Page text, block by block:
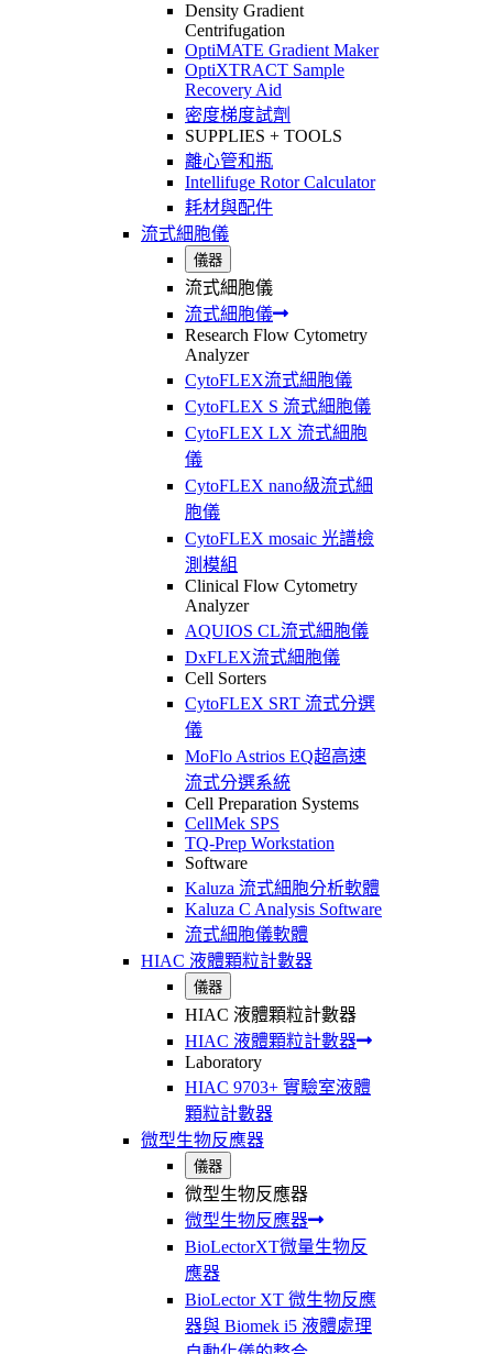
Density Gradient
Centrifugation
OptiMATE Gradient Maker
OptiXTRACT Sample
Recovery Aid
密度梯度試劑
SUPPLIES + TOOLS
離心管和瓶
Intellifuge Rotor Calculator
耗材與配件
流式細胞儀
儀器
流式細胞儀
流式細胞儀
Research Flow Cytometry
Analyzer
CytoFLEX流式細胞儀
CytoFLEX S 流式細胞儀
CytoFLEX LX 流式細胞
儀
CytoFLEX nano級流式細
胞儀
CytoFLEX mosaic 光譜檢
測模組
Clinical Flow Cytometry
Analyzer
AQUIOS CL流式細胞儀
DxFLEX流式細胞儀
Cell Sorters
CytoFLEX SRT 流式分選
儀
MoFlo Astrios EQ超高速
流式分選系統
Cell Preparation Systems
CellMek SPS
TQ-Prep Workstation
Software
Kaluza 流式細胞分析軟體
Kaluza C Analysis Software
流式細胞儀軟體
HIAC 液體顆粒計數器
儀器
HIAC 液體顆粒計數器
HIAC 液體顆粒計數器
Laboratory
HIAC 9703+ 實驗室液體
顆粒計數器
微型生物反應器
儀器
微型生物反應器
微型生物反應器
BioLectorXT微量生物反
應器
BioLector XT 微生物反應
器與 Biomek i5 液體處理